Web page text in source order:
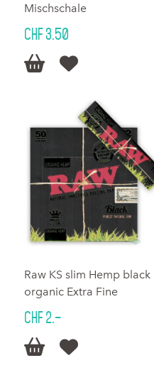
Mischschale
CHF 3.50
 
Raw KS slim Hemp black
organic Extra Fine
CHF 2.–
 